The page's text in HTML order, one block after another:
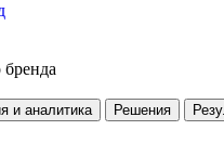
и аналитика Решения